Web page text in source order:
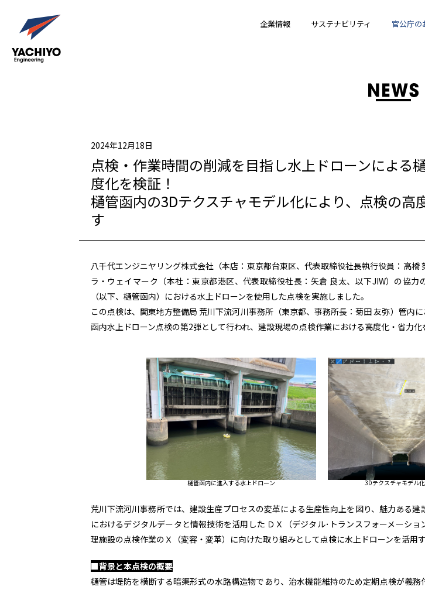
企業情報 サステナビリティ 官公庁の
2024年12月18日
点検・作業時間の削減を目指し水上ドローンによる
度化を検証！
樋管函内の3Dテクスチャモデル化により、点検の高
す
八千代エンジニヤリング株式会社（本店：東京都台東区、代表取締役社長執行役員：高橋
ラ・ウェイマーク（本社：東京都港区、代表取締役社長：矢倉 良太、以下JIW）の協力
（以下、樋管函内）における水上ドローンを使用した点検を実施しました。
この点検は、関東地方整備局 荒川下流河川事務所（東京都、事務所長：菊田 友弥）管内
函内水上ドローン点検の第2弾として行われ、建設現場の点検作業における高度化・省力化
樋管函内に進入する水上ドローン 3Dテクスチャモデル
荒川下流河川事務所では、建設生産プロセスの変革による生産性向上を図り、魅力ある
におけるデジタルデータと情報技術を活用した ＤＸ（デジタル･トランスフォーメーシ
理施設の点検作業のＸ（変容・変革）に向けた取り組みとして点検に水上ドローンを活用す
■背景と本点検の概要
樋管は堤防を横断する暗渠形式の水路構造物であり、治水機能維持のため定期点検が義